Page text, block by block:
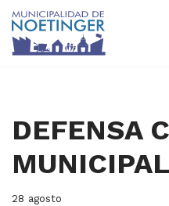
Saltar
DEFENSA
28 agosto